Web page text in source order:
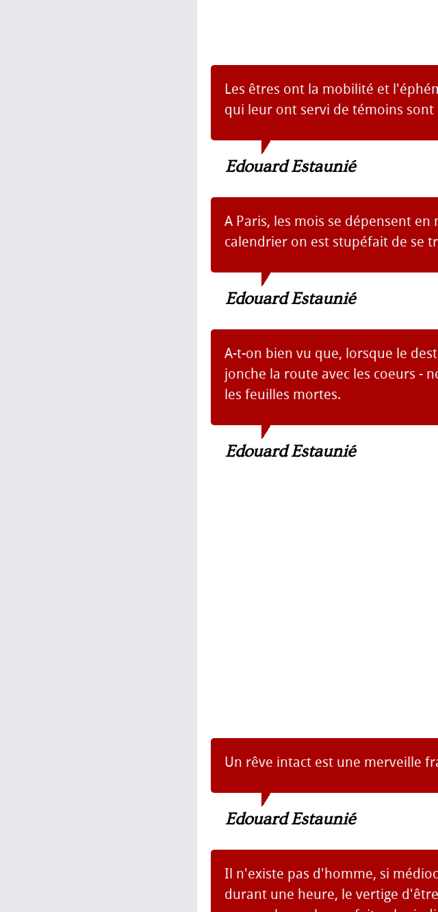
Les êtres ont la mobilité et
qui leur ont servi de témoins
Edouard Estaunié
A Paris, les mois se dépensent
calendrier on est stupéfait de se
Edouard Estaunié
A-t-on bien vu que, lorsque le
jonche la route avec les coeurs -
les feuilles mortes.
Edouard Estaunié
Un rêve intact est une merveille
Edouard Estaunié
Il n'existe pas d'homme, si
durant une heure, le vertige